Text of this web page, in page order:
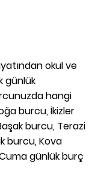
okul ve
günlük
hangi
burcu, İkizler
burcu, Terazi
burcu, Kova
günlük burç